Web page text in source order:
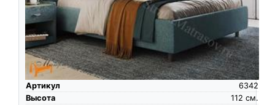
Артикул
6342
Высота
см.
112